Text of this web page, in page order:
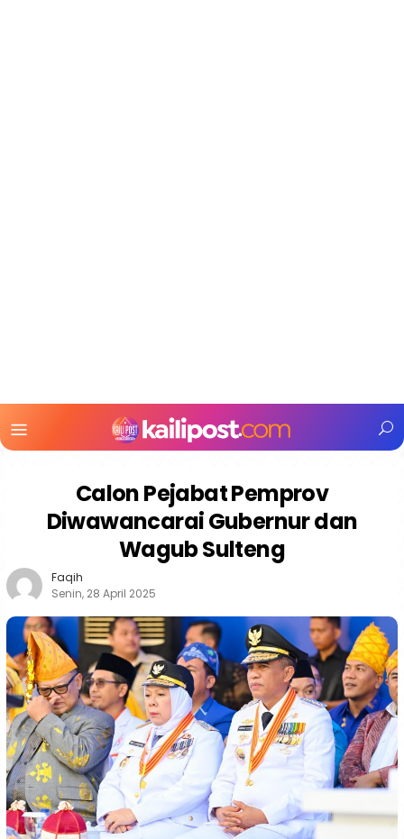
Mobile
Calon Pejabat Pemprov
Diwawancarai Gubernur dan
Wagub Sulteng
Faqih
Senin, 28 April 2025